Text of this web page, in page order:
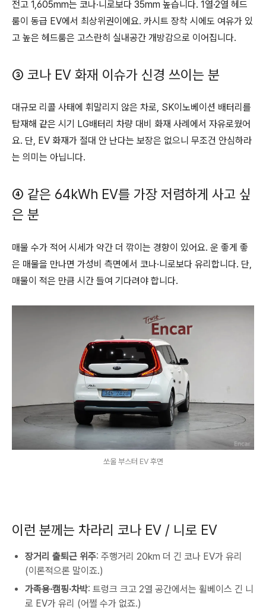
전고 1,605mm는 코나·니로보다 35mm 높습니다. 1열·2열 헤드
룸이 동급 EV에서 최상위권이에요. 카시트 장착 시에도 여유가 있
고 높은 헤드룸은 고스란히 실내공간 개방감으로 이어집니다.
③ 코나 EV 화재 이슈가 신경 쓰이는 분
대규모 리콜 사태에 휘말리지 않은 차로, SK이노베이션 배터리를
탑재해 같은 시기 LG배터리 차량 대비 화재 사례에서 자유로웠어
요. 단, EV 화재가 절대 안 난다는 보장은 없으니 무조건 안심하라
는 의미는 아닙니다.
④ 같은 64kWh EV를 가장 저렴하게 사고 싶
은 분
매물 수가 적어 시세가 약간 더 깎이는 경향이 있어요. 운 좋게 좋
은 매물을 만나면 가성비 측면에서 코나·니로보다 유리합니다. 단,
매물이 적은 만큼 시간 들여 기다려야 합니다.
쏘울 부스터 EV 후면
이런 분께는 차라리 코나 EV / 니로 EV
장거리 출퇴근 위주: 주행거리 20km 더 긴 코나 EV가 유리
(이론적으론 말이죠.)
가족용·캠핑·차박: 트렁크 크고 2열 공간에서는 휠베이스 긴 니
로 EV가 유리 (어쩔 수가 없죠.)